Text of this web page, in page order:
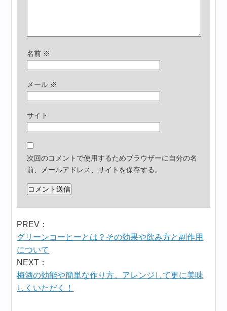
名前 ※
メール ※
サイト
次回のコメントで使用するためブラウザーに自分の名
前、メールアドレス、サイトを保存する。
PREV：
グリーンコーヒーとは？その効果や飲み方と副作用
について
NEXT：
梅酒の効能や簡単な作り方。アレンジして更に美味
しくいただく！